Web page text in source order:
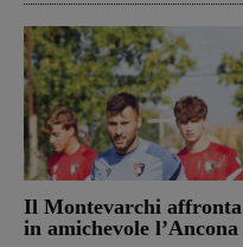
Il Montevarchi affronta
in amichevole l’Ancona